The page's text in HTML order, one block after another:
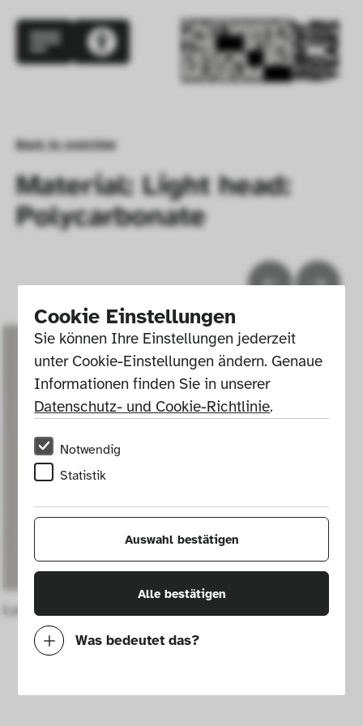
Cookie Einstellungen
Sie können Ihre Einstellungen jederzeit
unter Cookie-Einstellungen ändern. Genaue
Informationen finden Sie in unserer
Datenschutz- und Cookie-Richtlinie.
Notwendig
Statistik
Auswahl bestätigen
Alle bestätigen
Was bedeutet das?
Mit diesen Cookies können wir durch
Back to overview
Material: Light head:
Polycarbonate
Luxmaster F floor lamp